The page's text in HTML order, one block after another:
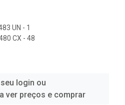
UN - 1
CX - 48
seu login ou
ver preços e comprar